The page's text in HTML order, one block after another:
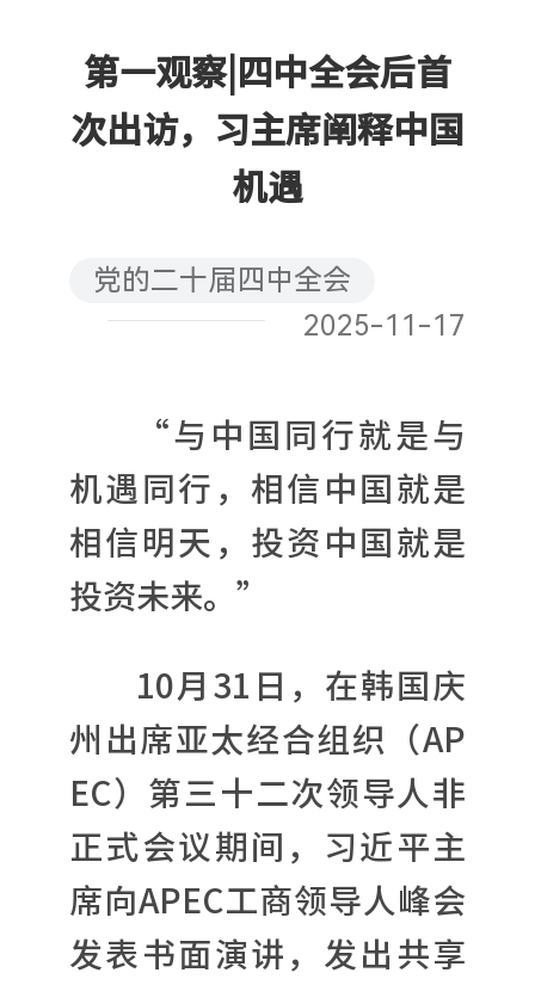
第一观察|四中全会后首
次出访，习主席阐释中国
机遇
党的二十届四中全会
2025-11-17
“与中国同行就是与
机遇同行，相信中国就是
相信明天，投资中国就是
投资未来。”
10月31日，在韩国庆
州出席亚太经合组织（AP
EC）第三十二次领导人非
正式会议期间，习近平主
席向APEC工商领导人峰会
发表书面演讲，发出共享